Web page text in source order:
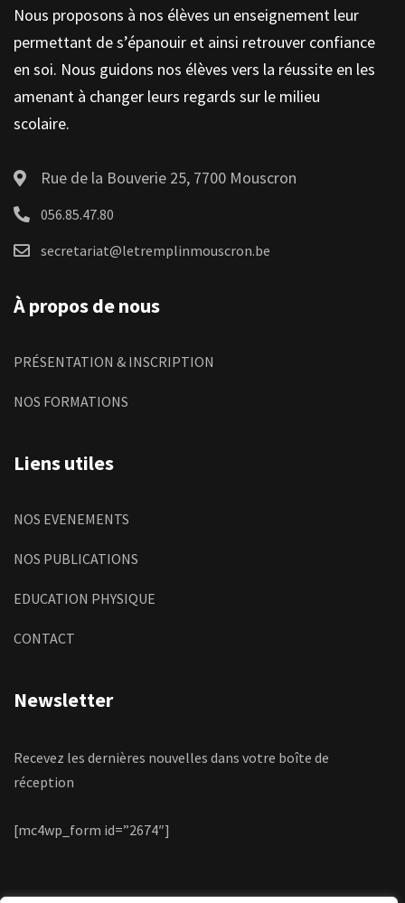
Nous proposons à nos élèves un enseignement leur
permettant de s’épanouir et ainsi retrouver confiance
en soi. Nous guidons nos élèves vers la réussite en les
amenant à changer leurs regards sur le milieu
scolaire.
Rue de la Bouverie 25, 7700 Mouscron
056.85.47.80
secretariat@letremplinmouscron.be
À propos de nous
PRÉSENTATION & INSCRIPTION
NOS FORMATIONS
Liens utiles
NOS EVENEMENTS
NOS PUBLICATIONS
EDUCATION PHYSIQUE
CONTACT
Newsletter
Recevez les dernières nouvelles dans votre boîte de
réception
[mc4wp_form id=”2674″]